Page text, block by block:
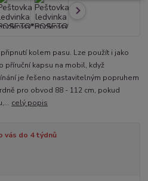
kolem pasu. Lze použít i jako
příruční kapsu na mobil, když
je řešeno nastavitelným popruhem
pro obvod 88 - 112 cm, pokud
celý popis
vás do 4 týdnů